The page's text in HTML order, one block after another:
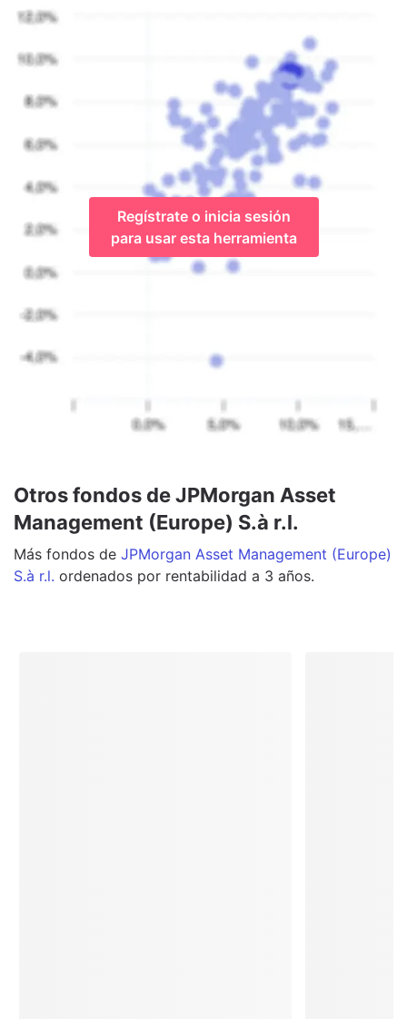
Regístrate o inicia sesión
para usar esta herramienta
Otros fondos de JPMorgan Asset
Management (Europe) S.à r.l.
Más fondos de JPMorgan Asset Management (Europe)
S.à r.l. ordenados por rentabilidad a 3 años.